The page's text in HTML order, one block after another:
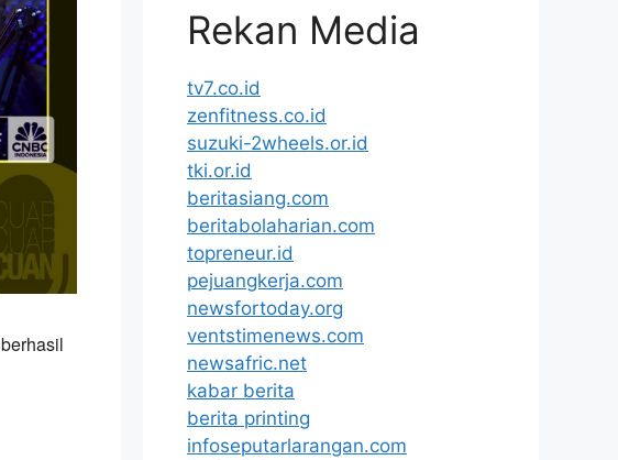
Rekan Media
tv7.co.id
zenfitness.co.id
suzuki-2wheels.or.id
tki.or.id
beritasiang.com
beritabolaharian.com
topreneur.id
pejuangkerja.com
newsfortoday.org
ventstimenews.com
newsafric.net
kabar berita
berita printing
infoseputarlarangan.com